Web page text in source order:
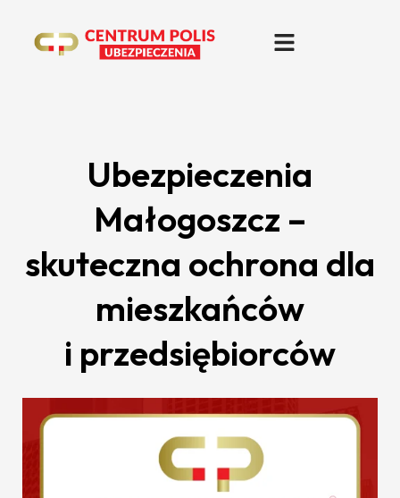
Ubezpieczenia
Małogoszcz –
skuteczna ochrona dla
mieszkańców
i przedsiębiorców